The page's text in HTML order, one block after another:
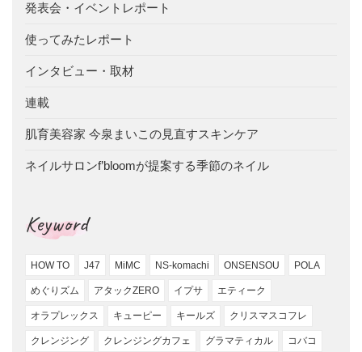
発表会・イベントレポート
使ってみたレポート
インタビュー・取材
連載
肌育美容家 今泉まいこの見直すスキンケア
ネイルサロンf’bloomが提案する季節のネイル
Keyword
HOW TO J47 MiMC NS-komachi ONSENSOU POLA
めぐりズム アタックZERO イプサ エティーク
オラプレックス キューピー キールズ クリスマスコフレ
クレンジング クレンジングカフェ グラマティカル コバコ